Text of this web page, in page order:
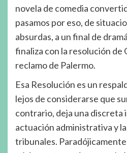
novela de comedia
pasamos por eso, de
absurdas, a un final de
finaliza con la resolución de
reclamo de Palermo.
Esa Resolución es un
lejos de considerarse que
contrario, deja una discreta
actuación administrativa y
tribunales. Paradójicamente